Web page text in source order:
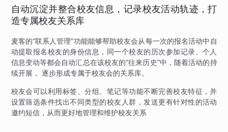
自动沉淀并整合校友信息，记录校友活动轨迹，打
造专属校友关系库
麦客的“联系人管理”功能能够帮助校友会从每一次的报名活动中自
动提取报名校友的身份信息，同一个校友的历次参加记录、个人
信息变动等都会自动汇总在该校友的“往来历史”中，随着活动的持
续开展， 逐步形成专属于校友会的关系库。
校友会可以利用标签、分组、笔记等功能不断完善校友特征，并
设置筛选条件找出不同类型的校友人群，发送更有针对性的活动
邀约短信，从而更好地管理和维护校友关系